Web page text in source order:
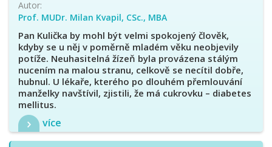
Autor:
Prof. MUDr. Milan Kvapil, CSc., MBA
Pan Kulička by mohl být velmi spokojený člověk,
kdyby se u něj v poměrně mladém věku neobjevily
potíže. Neuhasitelná žízeň byla provázena stálým
nucením na malou stranu, celkově se necítil dobře,
hubnul. U lékaře, kterého po dlouhém přemlouvání
manželky navštívil, zjistili, že má cukrovku – diabetes
mellitus.
více